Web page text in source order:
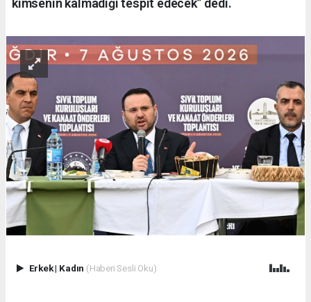
kimsenin kalmadığı tespit edecek” dedi.
Erkek| Kadın (Haberi Sesli Oku)